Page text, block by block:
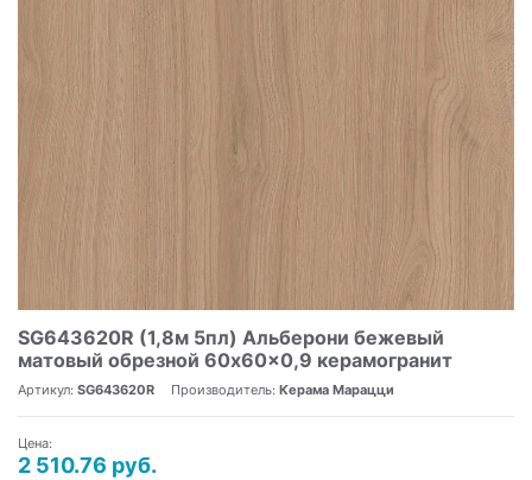
SG643620R (1,8м 5пл) Альберони бежевый
матовый обрезной 60x60x0,9 керамогранит
Артикул: SG643620R Производитель: Керама Марацци
Цена:
2 510.76 руб.